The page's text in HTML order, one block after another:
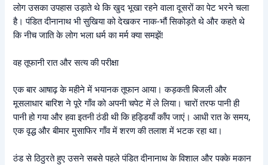
लोग उसका उपहास उड़ाते थे कि खुद भूखा रहने वाला दूसरों का पेट भरने चला
है। पंडित दीनानाथ भी सुखिया को देखकर नाक-भौं सिकोड़ते थे और कहते थे
कि नीच जाति के लोग भला धर्म का मर्म क्या समझें!
वह तूफानी रात और सत्य की परीक्षा
एक बार आषाढ़ के महीने में भयानक तूफान आया। कड़कती बिजली और
मूसलाधार बारिश ने पूरे गाँव को अपनी चपेट में ले लिया। चारों तरफ पानी ही
पानी हो गया और हवा इतनी ठंडी थी कि हड्डियाँ काँप जाएं। आधी रात के समय,
एक वृद्ध और बीमार मुसाफिर गाँव में शरण की तलाश में भटक रहा था।
ठंड से ठिठुरते हुए उसने सबसे पहले पंडित दीनानाथ के विशाल और पक्के मकान